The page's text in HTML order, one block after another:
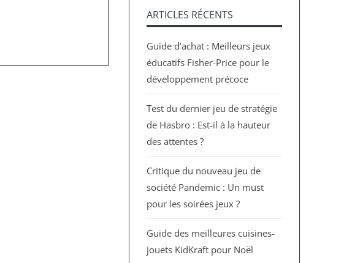
ARTICLES RÉCENTS
Guide d’achat : Meilleurs jeux
éducatifs Fisher-Price pour le
développement précoce
Test du dernier jeu de stratégie
de Hasbro : Est-il à la hauteur
des attentes ?
Critique du nouveau jeu de
société Pandemic : Un must
pour les soirées jeux ?
Guide des meilleures cuisines-
jouets KidKraft pour Noël